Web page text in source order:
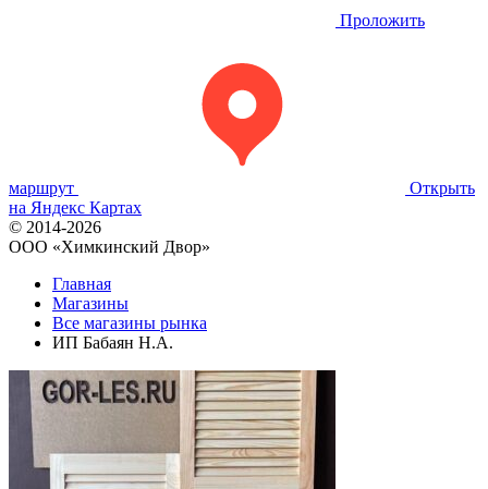
Проложить
маршрут
Открыть
на Яндекс Картах
© 2014-2026
OOO «Химкинский Двор»
Главная
Магазины
Все магазины рынка
ИП Бабаян Н.А.